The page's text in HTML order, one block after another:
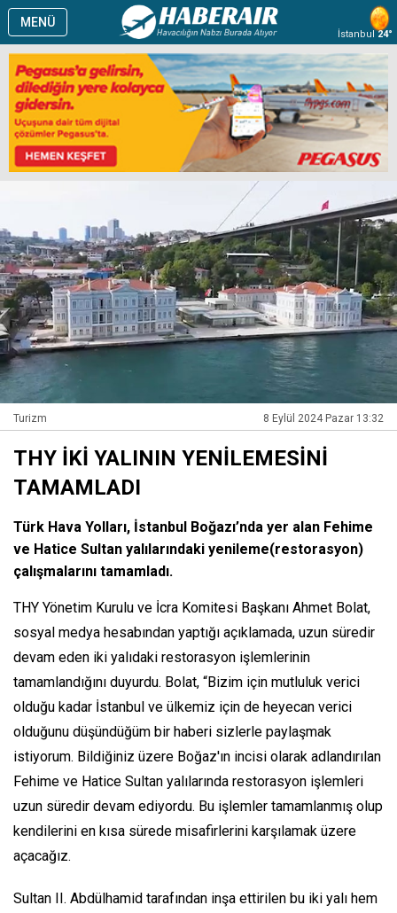
MENÜ
İstanbul24°
Turizm 8 Eylül 2024 Pazar 13:32
THY İKİ YALININ YENİLEMESİNİ
TAMAMLADI
Türk Hava Yolları, İstanbul Boğazı’nda yer alan Fehime
ve Hatice Sultan yalılarındaki yenileme(restorasyon)
çalışmalarını tamamladı.
THY Yönetim Kurulu ve İcra Komitesi Başkanı Ahmet Bolat,
sosyal medya hesabından yaptığı açıklamada, uzun süredir
devam eden iki yalıdaki restorasyon işlemlerinin
tamamlandığını duyurdu. Bolat, “Bizim için mutluluk verici
olduğu kadar İstanbul ve ülkemiz için de heyecan verici
olduğunu düşündüğüm bir haberi sizlerle paylaşmak
istiyorum. Bildiğiniz üzere Boğaz'ın incisi olarak adlandırılan
Fehime ve Hatice Sultan yalılarında restorasyon işlemleri
uzun süredir devam ediyordu. Bu işlemler tamamlanmış olup
kendilerini en kısa sürede misafirlerini karşılamak üzere
açacağız.
Sultan II. Abdülhamid tarafından inşa ettirilen bu iki yalı hem